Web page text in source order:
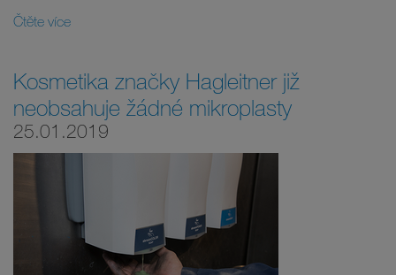
Čtěte více
Kosmetika značky Hagleitner již
neobsahuje žádné mikroplasty
25.01.2019